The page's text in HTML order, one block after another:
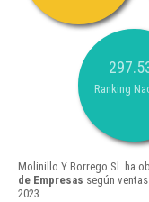
Ranking
Molinillo Y Borrego Sl. ha
de Empresas según
2023.